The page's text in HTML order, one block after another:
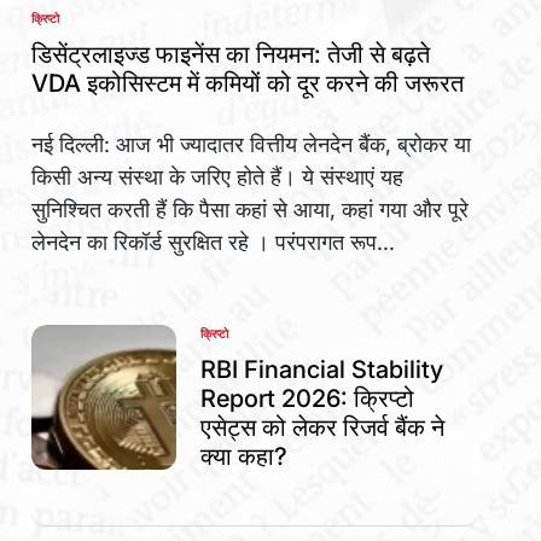
POSTED
IN
क्रिप्टो
डिसेंट्रलाइज्ड फाइनेंस का नियमन: तेजी से बढ़ते
VDA इकोसिस्टम में कमियों को दूर करने की जरूरत
नई दिल्ली: आज भी ज्यादातर वित्तीय लेनदेन बैंक, ब्रोकर या
किसी अन्य संस्था के जरिए होते हैं। ये संस्थाएं यह
सुनिश्चित करती हैं कि पैसा कहां से आया, कहां गया और पूरे
लेनदेन का रिकॉर्ड सुरक्षित रहे । परंपरागत रूप...
POSTED
IN
क्रिप्टो
RBI Financial Stability
Report 2026: क्रिप्टो
एसेट्स को लेकर रिजर्व बैंक ने
क्या कहा?